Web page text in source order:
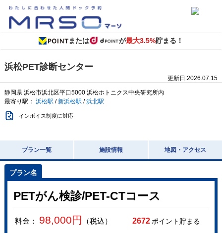
または が最大3.5%貯まる！
浜松PET診断センター
更新日:2026.07.15
静岡県 浜松市浜北区平口5000 浜松ホトニクス中央研究所内
最寄り駅： 浜松駅 /新浜松駅 /浜北駅
インボイス制度に対応
プラン一覧 施設情報 地図・アクセス
PETがん検診/PET-CTコース
料金： 98,000円 （税込） 2672ポイント貯まる